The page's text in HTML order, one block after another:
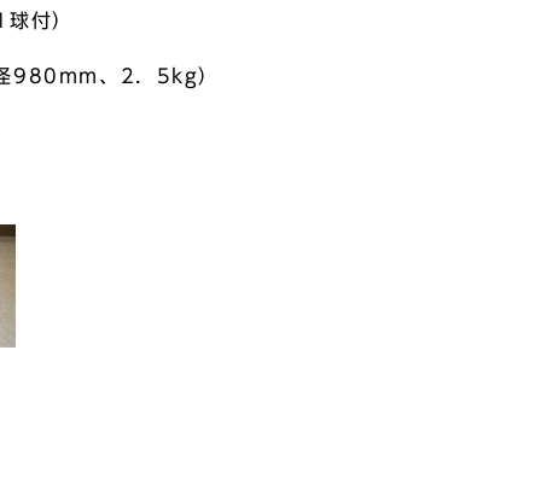
付）
980mm、2．5kg）